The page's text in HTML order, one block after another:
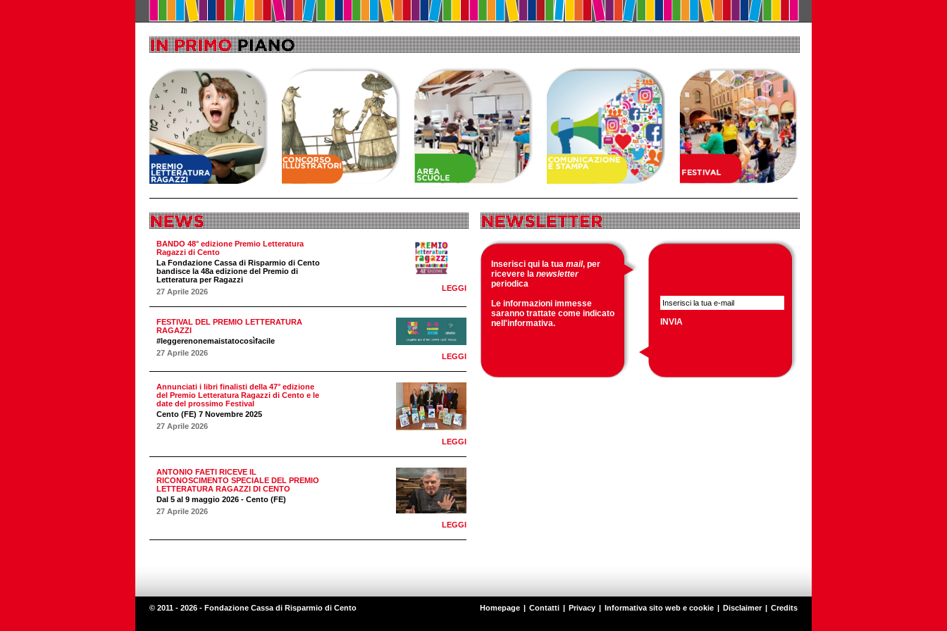
LEGGI
BANDO 48° edizione Premio Letteratura
Ragazzi di Cento
La Fondazione Cassa di Risparmio di Cento
bandisce la 48a edizione del Premio di
Letteratura per Ragazzi
27 Aprile 2026
LEGGI
FESTIVAL DEL PREMIO LETTERATURA
RAGAZZI
#leggerenonemaistatocosìfacile
27 Aprile 2026
LEGGI
Annunciati i libri finalisti della 47° edizione
del Premio Letteratura Ragazzi di Cento e le
date del prossimo Festival
Cento (FE) 7 Novembre 2025
27 Aprile 2026
LEGGI
ANTONIO FAETI RICEVE IL
RICONOSCIMENTO SPECIALE DEL PREMIO
LETTERATURA RAGAZZI DI CENTO
Dal 5 al 9 maggio 2026 - Cento (FE)
27 Aprile 2026
Inserisci qui la tua mail, per
ricevere la newsletter
periodica
Le informazioni immesse
saranno trattate come indicato
nell'informativa.
© 2011 - 2026 - Fondazione Cassa di Risparmio di Cento Credits
Disclaimer
Informativa sito web e cookie
Privacy
Contatti
Homepage